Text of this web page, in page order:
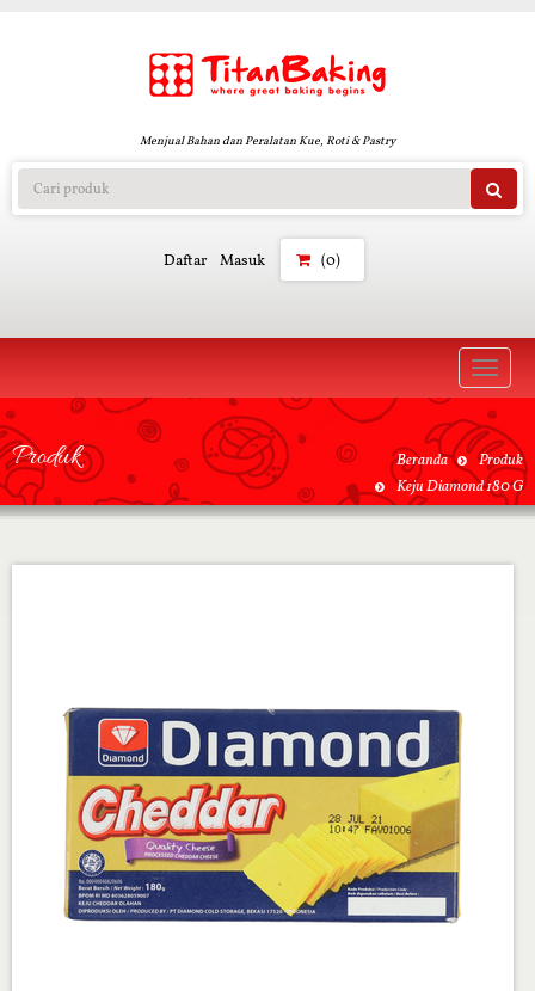
Menjual Bahan dan Peralatan Kue, Roti & Pastry
Daftar Masuk (0)
Toggle
Produk Beranda
Produk
Keju Diamond 180 G